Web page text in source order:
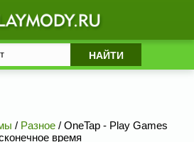
/ Разное / OneTap - Play Games
время